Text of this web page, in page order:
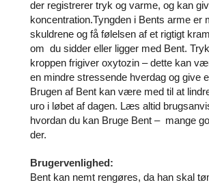
der registrerer tryk og varme, og kan
koncentration.Tyngden i Bents arme er
skuldrene og få følelsen af et rigtigt
om du sidder eller ligger med Bent.
kroppen frigiver oxytozin – dette kan
en mindre stressende hverdag og give
Brugen af Bent kan være med til at
uro i løbet af dagen. Læs altid
hvordan du kan Bruge Bent – mange
der.
Brugervenlighed:
Bent kan nemt rengøres, da han skal